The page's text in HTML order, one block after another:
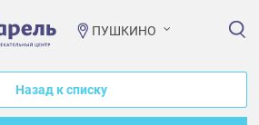
ПУШКИНО
Назад к списку